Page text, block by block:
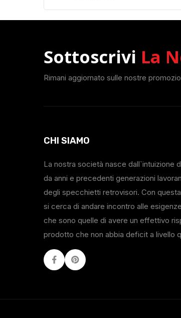
Sottoscrivi La
Rimani aggiornato sulle nostre
CHI SIAMO
La nostra società nasce dall`intuizione
da anni e precedenti generazioni
degli specchietti retrovisori. Con
si cerca di andare incontro alle
che sono quelle di avere un effettivo
prodotto che non abbia deficit a livello
FacebookYoutube